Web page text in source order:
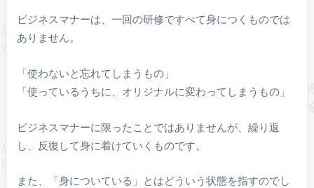
ビジネスマナーは、一回の研修ですべて身につくものでは
ありません。
「使わないと忘れてしまうもの」
「使っているうちに、オリジナルに変わってしまうもの」
ビジネスマナーに限ったことではありませんが、繰り返
し、反復して身に着けていくものです。
また、「身についている」とはどういう状態を指すのでし